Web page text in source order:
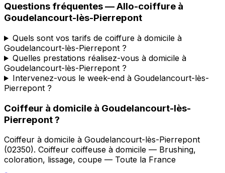
Questions fréquentes —Allo-coiffure à
Goudelancourt-lès-Pierrepont
Quels sont vos tarifs de coiffure à domicile à
Goudelancourt-lès-Pierrepont ?
Quelles prestations réalisez-vous à domicile à
Goudelancourt-lès-Pierrepont ?
Intervenez-vous le week-end à Goudelancourt-lès-
Pierrepont ?
Coiffeur à domicile à Goudelancourt-lès-
Pierrepont?
Coiffeur à domicile à Goudelancourt-lès-Pierrepont
(02350). Coiffeur coiffeuse à domicile — Brushing,
coloration, lissage, coupe — Toute la France